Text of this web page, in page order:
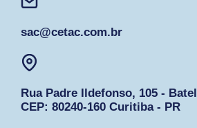
sac@cetac.com.br
Rua Padre Ildefonso, 105 - Batel
CEP: 80240-160 Curitiba - PR